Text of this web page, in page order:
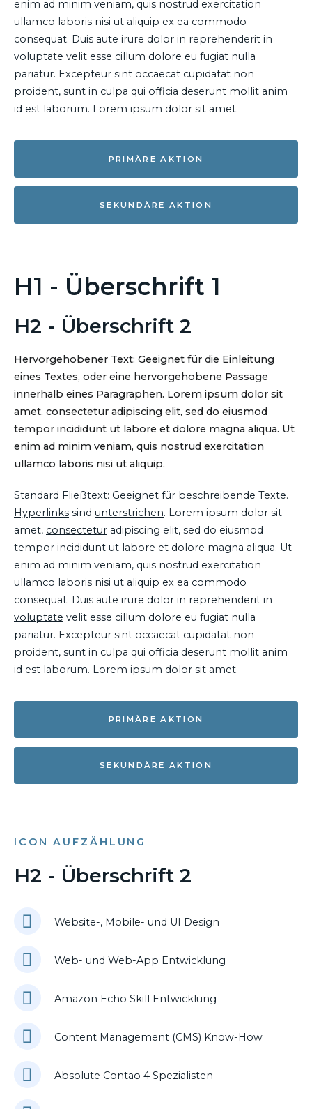
enim ad minim veniam, quis nostrud exercitation
ullamco laboris nisi ut aliquip ex ea commodo
consequat. Duis aute irure dolor in reprehenderit in
voluptate velit esse cillum dolore eu fugiat nulla
pariatur. Excepteur sint occaecat cupidatat non
proident, sunt in culpa qui officia deserunt mollit anim
id est laborum. Lorem ipsum dolor sit amet.
PRIMÄRE AKTION
SEKUNDÄRE AKTION
H1 - Überschrift 1
H2 - Überschrift 2
Hervorgehobener Text: Geeignet für die Einleitung
eines Textes, oder eine hervorgehobene Passage
innerhalb eines Paragraphen. Lorem ipsum dolor sit
amet, consectetur adipiscing elit, sed do eiusmod
tempor incididunt ut labore et dolore magna aliqua. Ut
enim ad minim veniam, quis nostrud exercitation
ullamco laboris nisi ut aliquip.
Standard Fließtext: Geeignet für beschreibende Texte.
Hyperlinks sind unterstrichen. Lorem ipsum dolor sit
amet, consectetur adipiscing elit, sed do eiusmod
tempor incididunt ut labore et dolore magna aliqua. Ut
enim ad minim veniam, quis nostrud exercitation
ullamco laboris nisi ut aliquip ex ea commodo
consequat. Duis aute irure dolor in reprehenderit in
voluptate velit esse cillum dolore eu fugiat nulla
pariatur. Excepteur sint occaecat cupidatat non
proident, sunt in culpa qui officia deserunt mollit anim
id est laborum. Lorem ipsum dolor sit amet.
PRIMÄRE AKTION
SEKUNDÄRE AKTION
ICON AUFZÄHLUNG
H2 - Überschrift 2
Website-, Mobile- und UI Design
Web- und Web-App Entwicklung
Amazon Echo Skill Entwicklung
Content Management (CMS) Know-How
Absolute Contao 4 Spezialisten